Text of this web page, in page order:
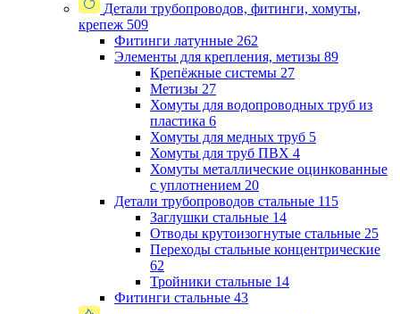
Детали трубопроводов, фитинги, хомуты,
крепеж 509
Фитинги латунные 262
Элементы для крепления, метизы 89
Крепёжные системы 27
Метизы 27
Хомуты для водопроводных труб из
пластика 6
Хомуты для медных труб 5
Хомуты для труб ПВХ 4
Хомуты металлические оцинкованные
с уплотнением 20
Детали трубопроводов стальные 115
Заглушки стальные 14
Отводы крутоизогнутые стальные 25
Переходы стальные концентрические
62
Тройники стальные 14
Фитинги стальные 43